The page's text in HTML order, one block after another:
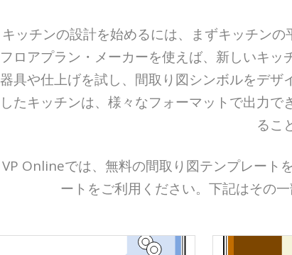
キッチンの設計を始めるには、まずキッチン
フロアプラン・メーカーを使えば、新しいキ
器具や仕上げを試し、間取り図シンボルをデ
したキッチンは、様々なフォーマットで出力
るこ
VP Onlineでは、無料の間取り図テンプレート
ートをご利用ください。下記はその